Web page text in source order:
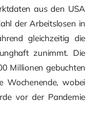
aus den USA
der Arbeitslosen in
gleichzeitig die
zunimmt. Die
Millionen gebuchten
Wochenende, wobei
vor der Pandemie